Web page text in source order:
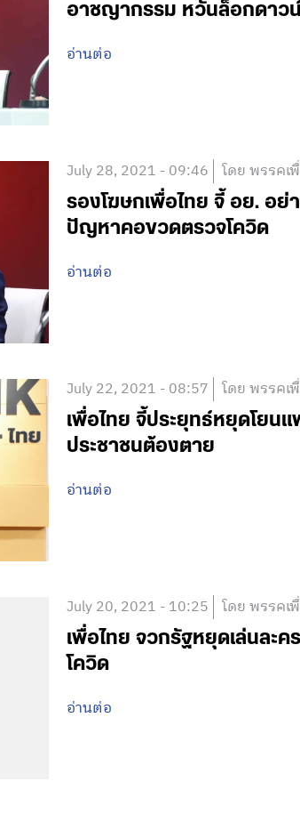
อาชญากรรม หวั่นล็อกดาวน์
อ่านต่อ
July 28, 2021 - 09:46 โดย พรรคเ
รองโฆษกเพื่อไทย จี้ อย. อย่
ปัญหาคอขวดตรวจโควิด
อ่านต่อ
July 22, 2021 - 08:57 โดย พรรคเ
เพื่อไทย จี้ประยุทธ์หยุดโยน
ประชาชนต้องตาย
อ่านต่อ
July 20, 2021 - 10:25 โดย พรรคเ
เพื่อไทย จวกรัฐหยุดเล่นละ
โควิด
อ่านต่อ